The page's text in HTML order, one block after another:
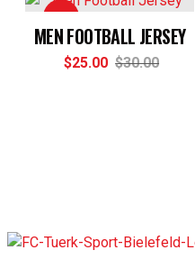
MEN FOOTBALL JERSEY
$25.00 $30.00